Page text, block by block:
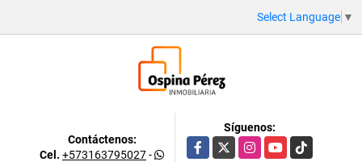
Select Language ▼
Contáctenos:
Cel. +573163795027-
Síguenos:
Facebook
X InstagramYouTubeTikTok